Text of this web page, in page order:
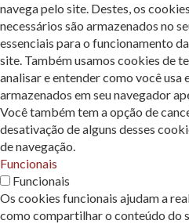
navega pelo site. Destes, os
necessários são armazenados no
essenciais para o funcionamento
site. Também usamos cookies de
analisar e entender como você usa
armazenados em seu navegador
Você também tem a opção de
desativação de alguns desses
de navegação.
Funcionais
Funcionais
Os cookies funcionais ajudam a
como compartilhar o conteúdo do